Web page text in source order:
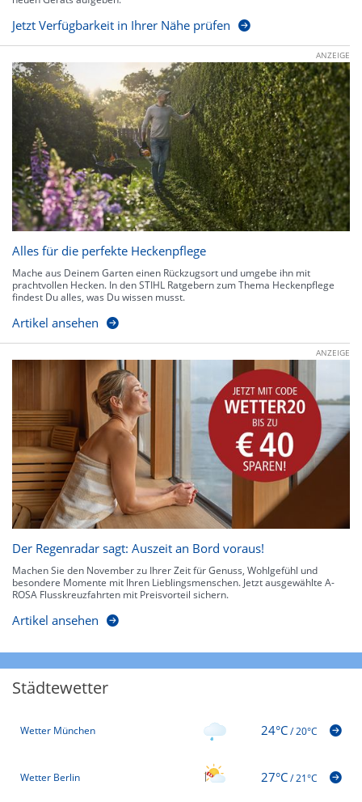
Jetzt Verfügbarkeit in Ihrer Nähe prüfen
ANZEIGE
Alles für die perfekte Heckenpflege
Mache aus Deinem Garten einen Rückzugsort und umgebe ihn mit
prachtvollen Hecken. In den STIHL Ratgebern zum Thema Heckenpflege
findest Du alles, was Du wissen musst.
Artikel ansehen
ANZEIGE
Der Regenradar sagt: Auszeit an Bord voraus!
Machen Sie den November zu Ihrer Zeit für Genuss, Wohlgefühl und
besondere Momente mit Ihren Lieblingsmenschen. Jetzt ausgewählte A-
ROSA Flusskreuzfahrten mit Preisvorteil sichern.
Artikel ansehen
Städtewetter
Wetter München 24°C/20°C
Wetter Berlin 27°C/21°C